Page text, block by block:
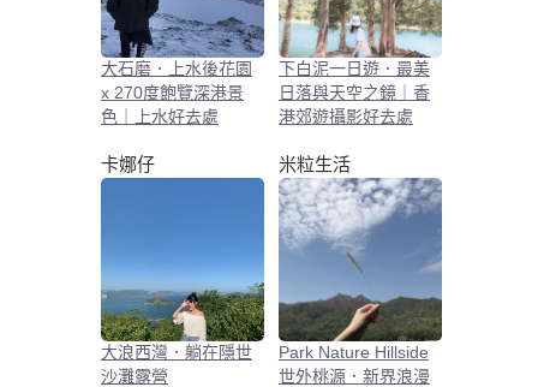
大石磨．上水後花園
x 270度飽覽深港景
色｜上水好去處
下白泥一日遊．最美
日落與天空之鏡｜香
港郊遊攝影好去處
卡娜仔
大浪西灣．躺在隱世
沙灘露營
米粒生活
Park Nature Hillside
世外桃源．新界浪漫